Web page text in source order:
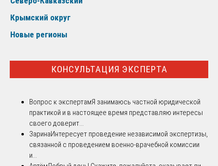
Крымский округ
Новые регионы
КОНСУЛЬТАЦИЯ ЭКСПЕРТА
Вопрос к экспертамЯ занимаюсь частной юридической
практикой и в настоящее время представляю интересы
своего доверит...
ЗаринаИнтересует проведение независимой экспертизы,
связанной с проведением военно-врачебной комиссии
и...